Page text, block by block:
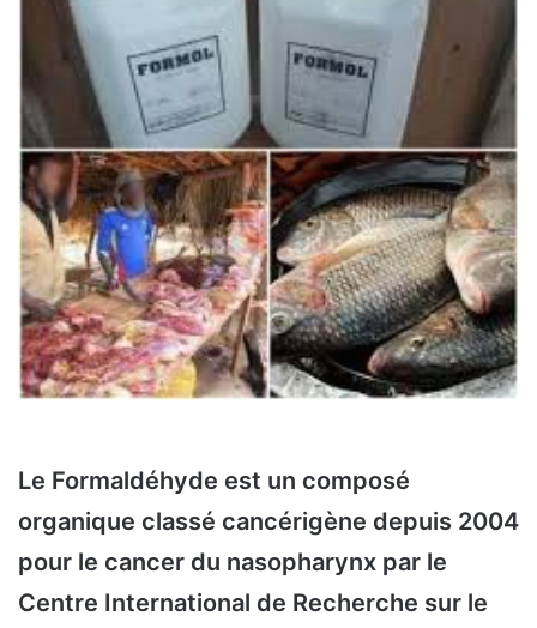
Le Formaldéhyde est un composé
organique classé cancérigène depuis 2004
pour le cancer du nasopharynx par le
Centre International de Recherche sur le